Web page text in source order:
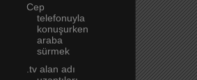
Cep
telefonuyla
konuşurken
araba
sürmek
.tv alan adı